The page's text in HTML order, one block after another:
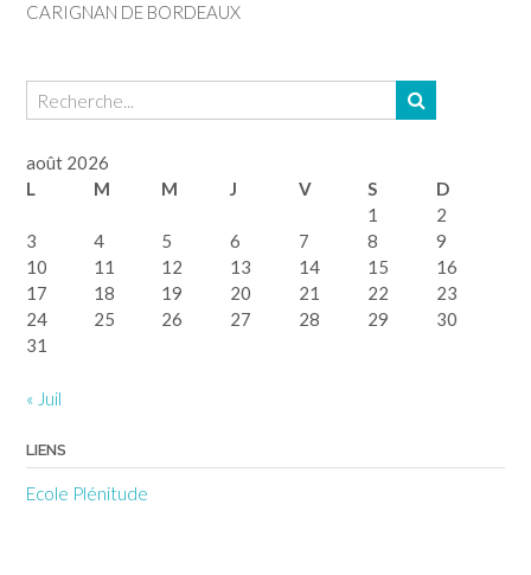
CARIGNAN DE BORDEAUX
août 2026
L
M M J V S
D
1
2
3
4 5 6 7 8
9
10
11 12 13 14 15
16
17
18 19 20 21 22
23
24
25 26 27 28 29
30
31
« Juil
LIENS
Ecole Plénitude